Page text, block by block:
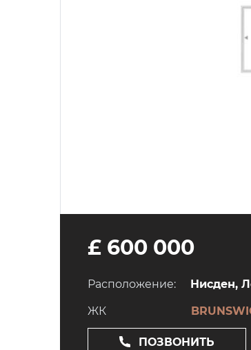
£ 600 000
Расположение: Нисден,
ЖК
ПОЗВОНИТЬ